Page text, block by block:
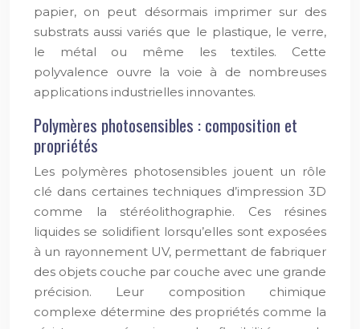
papier, on peut désormais imprimer sur des
substrats aussi variés que le plastique, le verre,
le métal ou même les textiles. Cette
polyvalence ouvre la voie à de nombreuses
applications industrielles innovantes.
Polymères photosensibles : composition et
propriétés
Les polymères photosensibles jouent un rôle
clé dans certaines techniques d’impression 3D
comme la stéréolithographie. Ces résines
liquides se solidifient lorsqu’elles sont exposées
à un rayonnement UV, permettant de fabriquer
des objets couche par couche avec une grande
précision. Leur composition chimique
complexe détermine des propriétés comme la